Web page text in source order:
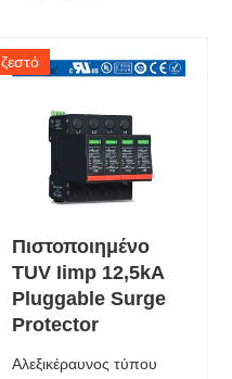
ζεστό
Πιστοποιημένο
TUV Iimp 12,5kA
Pluggable Surge
Protector
Αλεξικέραυνος τύπου